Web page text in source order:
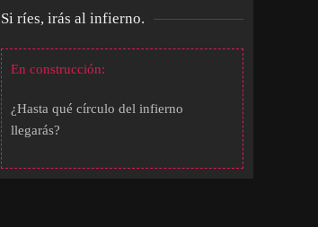
Si ríes, irás al infierno.
En construcción:
¿Hasta qué círculo del infierno
llegarás?